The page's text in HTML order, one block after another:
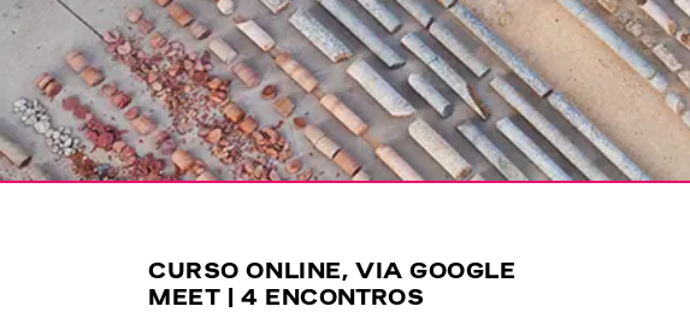
CURSO ONLINE, VIA GOOGLE
MEET | 4 ENCONTROS